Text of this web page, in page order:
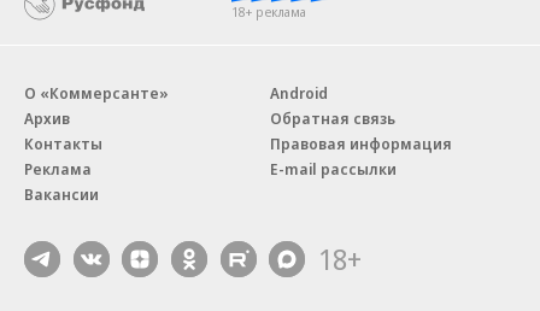
18+ реклама
О «Коммерсанте»
Архив
Контакты
Реклама
Вакансии
Android
Обратная связь
Правовая информация
E-mail рассылки
18+